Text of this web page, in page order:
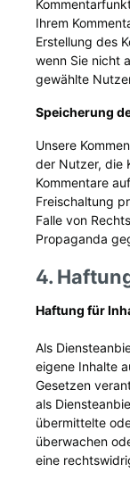
Ihrem
Erstellung des
wenn Sie nicht
gewählte
Speicherung
Unsere
der Nutzer, die
Kommentare
Freischaltung
Falle von
Propaganda
4.
Haftung für
Als
eigene Inhalte
Gesetzen
als
übermittelte
überwachen
eine